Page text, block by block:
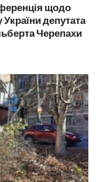
щодо
депутата
Черепахи